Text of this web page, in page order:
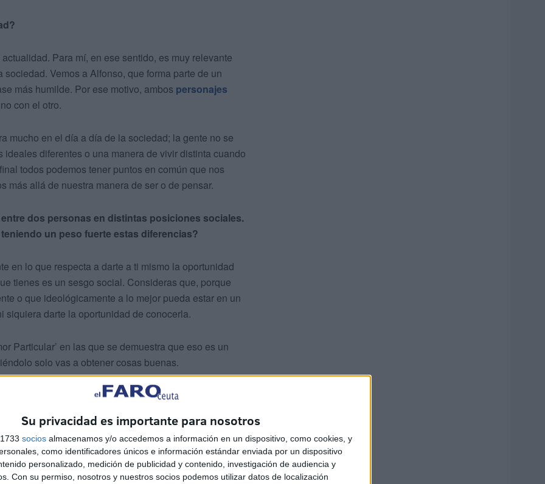
Su privacidad es importante para nosotros
socios almacenamos y/o accedemos a información en un dispositivo, como cookies, y
como identificadores únicos e información estándar enviada por un dispositivo
personalizado, medición de publicidad y contenido, investigación de audiencia y
Con su permiso, nosotros y nuestros socios podemos utilizar datos de localización
Para mí, en ese sentido, es muy relevante
Vemos a Alfonso, que forma parte de un
más humilde. Por ese motivo, ambos personajes
con el otro.
mucho en el día a día de la sociedad; la gente no se
diferentes o una manera de vivir distinta cuando
todos podemos tener puntos en común que nos
más allá de nuestra manera de ser o de pensar.
dos personas en distintas posiciones sociales.
un peso fuerte estas diferencias?
en lo que respecta a darte a ti mismo la oportunidad
tienes es un sesgo social. Consideras que, porque
o que ideológicamente a lo mejor pueda estar en un
siquiera darte la oportunidad de conocerla.
Particular’ en las que se demuestra que eso es un
solo vas a obtener cosas buenas.
estatus quo y rico y la mujer alternativa?